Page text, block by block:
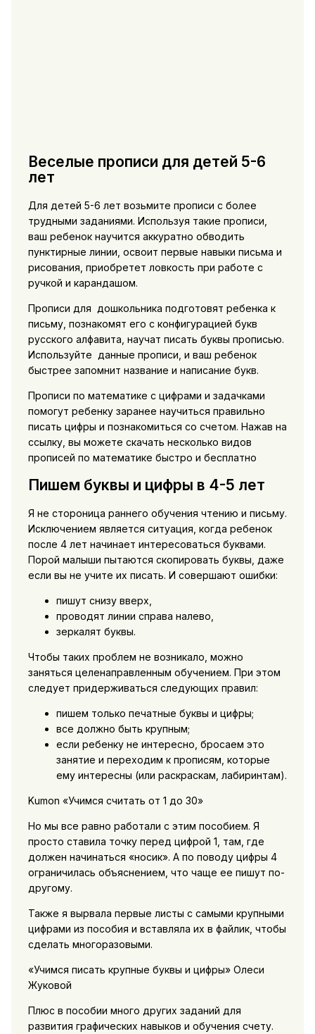
Веселые прописи для детей 5-6
лет
Для детей 5-6 лет возьмите прописи с более
трудными заданиями. Используя такие прописи,
ваш ребенок научится аккуратно обводить
пунктирные линии, освоит первые навыки письма и
рисования, приобретет ловкость при работе с
ручкой и карандашом.
Прописи для дошкольника подготовят ребенка к
письму, познакомят его с конфигурацией букв
русского алфавита, научат писать буквы прописью.
Используйте данные прописи, и ваш ребенок
быстрее запомнит название и написание букв.
Прописи по математике с цифрами и задачками
помогут ребенку заранее научиться правильно
писать цифры и познакомиться со счетом. Нажав на
ссылку, вы можете скачать несколько видов
прописей по математике быстро и бесплатно
Пишем буквы и цифры в 4-5 лет
Я не стороница раннего обучения чтению и письму.
Исключением является ситуация, когда ребенок
после 4 лет начинает интересоваться буквами.
Порой малыши пытаются скопировать буквы, даже
если вы не учите их писать. И совершают ошибки:
пишут снизу вверх,
проводят линии справа налево,
зеркалят буквы.
Чтобы таких проблем не возникало, можно
заняться целенаправленным обучением. При этом
следует придерживаться следующих правил:
пишем только печатные буквы и цифры;
все должно быть крупным;
если ребенку не интересно, бросаем это
занятие и переходим к прописям, которые
ему интересны (или раскраскам, лабиринтам).
Kumon «Учимся считать от 1 до 30»
Но мы все равно работали с этим пособием. Я
просто ставила точку перед цифрой 1, там, где
должен начинаться «носик». А по поводу цифры 4
ограничилась объяснением, что чаще ее пишут по-
другому.
Также я вырвала первые листы с самыми крупными
цифрами из пособия и вставляла их в файлик, чтобы
сделать многоразовыми.
«Учимся писать крупные буквы и цифры» Олеси
Жуковой
Плюс в пособии много других заданий для
развития графических навыков и обучения счету.